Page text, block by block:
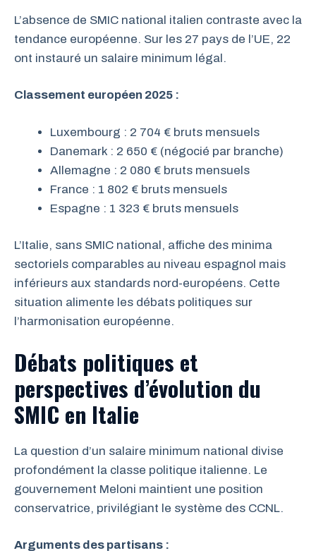
L’absence de SMIC national italien contraste avec la
tendance européenne. Sur les 27 pays de l’UE, 22
ont instauré un salaire minimum légal.
Classement européen 2025 :
Luxembourg : 2 704 € bruts mensuels
Danemark : 2 650 € (négocié par branche)
Allemagne : 2 080 € bruts mensuels
France : 1 802 € bruts mensuels
Espagne : 1 323 € bruts mensuels
L’Italie, sans SMIC national, affiche des minima
sectoriels comparables au niveau espagnol mais
inférieurs aux standards nord-européens. Cette
situation alimente les débats politiques sur
l’harmonisation européenne.
Débats politiques et
perspectives d’évolution du
SMIC en Italie
La question d’un salaire minimum national divise
profondément la classe politique italienne. Le
gouvernement Meloni maintient une position
conservatrice, privilégiant le système des CCNL.
Arguments des partisans :